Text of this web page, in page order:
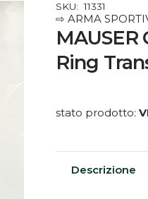
SKU: 11331
⇨ ARMA
Ring
stato prodotto:
Descrizione